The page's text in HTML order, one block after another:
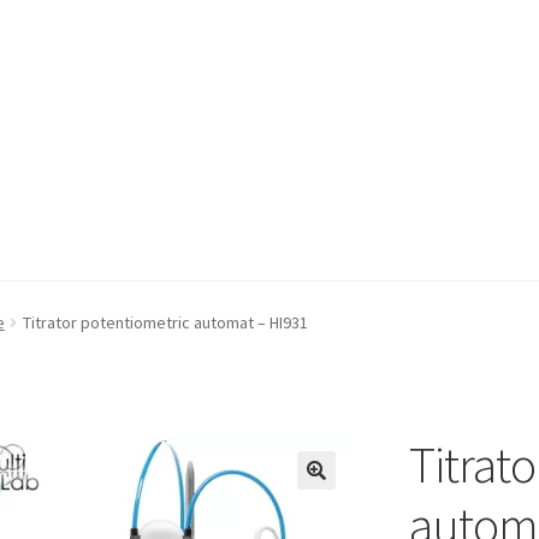
Quote Condiții generale Service Contact
Titrator potentiometric automat – HI931